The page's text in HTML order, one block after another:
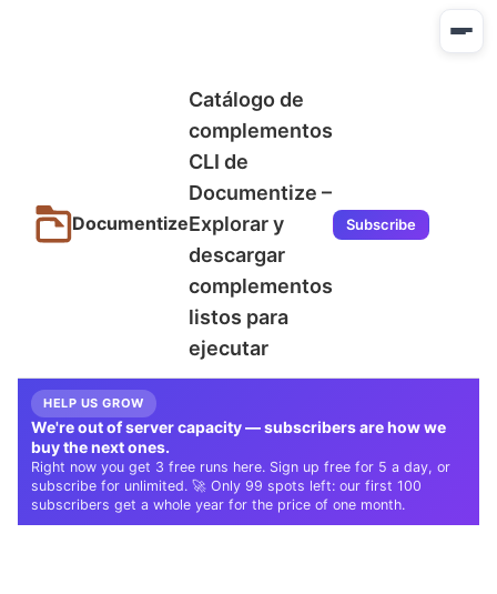
Documentize
Catálogo de
complementos
CLI de
Documentize –
Explorar y
descargar
complementos
listos para
ejecutar
Subscribe
HELP US GROW
We're out of server capacity — subscribers are how we
buy the next ones.
Right now you get 3 free runs here. Sign up free for 5 a day, or
subscribe for unlimited. 🚀 Only 99 spots left: our first 100
subscribers get a whole year for the price of one month.